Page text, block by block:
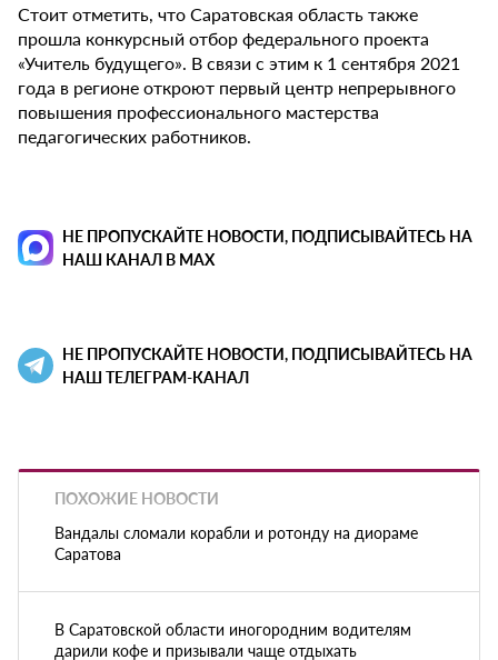
Стоит отметить, что Саратовская область также
прошла конкурсный отбор федерального проекта
«Учитель будущего». В связи с этим к 1 сентября 2021
года в регионе откроют первый центр непрерывного
повышения профессионального мастерства
педагогических работников.
НЕ ПРОПУСКАЙТЕ НОВОСТИ, ПОДПИСЫВАЙТЕСЬ НА
НАШ КАНАЛ В MAX
НЕ ПРОПУСКАЙТЕ НОВОСТИ, ПОДПИСЫВАЙТЕСЬ НА
НАШ ТЕЛЕГРАМ-КАНАЛ
ПОХОЖИЕ НОВОСТИ
Вандалы сломали корабли и ротонду на диораме
Саратова
В Саратовской области иногородним водителям
дарили кофе и призывали чаще отдыхать